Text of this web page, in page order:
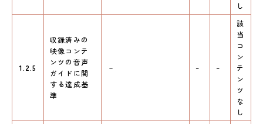
し
1.2.5
収録済みの
映像コンテ
ンツの音声
ガイドに関
する達成基
準
－ – –
該
当
コ
ン
テ
ン
ツ
な
し